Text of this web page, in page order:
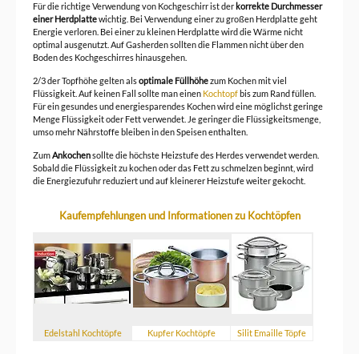
Für die richtige Verwendung von Kochgeschirr ist der korrekte Durchmesser
einer Herdplattewichtig. Bei Verwendung einer zu großen Herdplatte geht
Energie verloren. Bei einer zu kleinen Herdplatte wird die Wärme nicht
optimal ausgenutzt. Auf Gasherden sollten die Flammen nicht über den
Boden des Kochgeschirres hinausgehen.
2/3 der Topfhöhe gelten alsoptimale Füllhöhezum Kochen mit viel
Flüssigkeit. Auf keinen Fall sollte man einen Kochtopfbis zum Rand füllen.
Für ein gesundes und energiesparendes Kochen wird eine möglichst geringe
Menge Flüssigkeit oder Fett verwendet. Je geringer die Flüssigkeitsmenge,
umso mehr Nährstoffe bleiben in den Speisen enthalten.
ZumAnkochensollte die höchste Heizstufe des Herdes verwendet werden.
Sobald die Flüssigkeit zu kochen oder das Fett zu schmelzen beginnt, wird
die Energiezufuhr reduziert und auf kleinerer Heizstufe weiter gekocht.
Kaufempfehlungen und Informationen zu Kochtöpfen
Edelstahl Kochtöpfe Kupfer Kochtöpfe Silit Emaille Töpfe